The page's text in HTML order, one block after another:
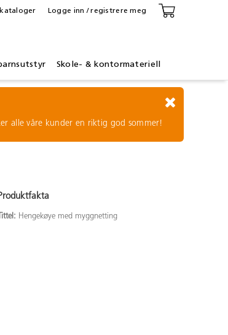
Skole- & kontormateriell
Logge inn / registrere meg
alle våre kunder en riktig god sommer!
Produktfakta
Tittel: Hengekøye med myggnetting